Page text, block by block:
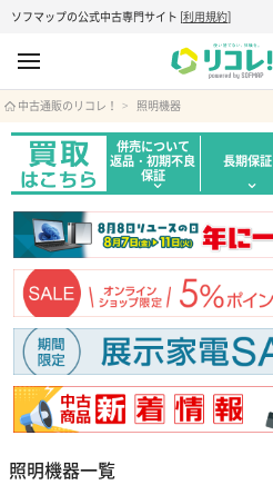
ソフマップの公式中古専門サイト [利用規約]
中古通販のリコレ！ 照明機器
併売について
返品・初期不良
保証
長期保証
照明機器一覧